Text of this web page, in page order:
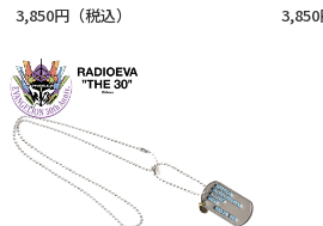
3,850円 3,850